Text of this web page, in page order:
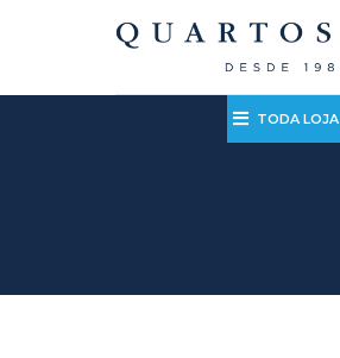
TODA LOJA